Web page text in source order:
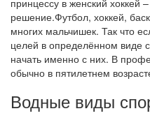
принцессу в женский хоккей
решение.Футбол, хоккей,
многих мальчишек. Так что
целей в определённом виде
начать именно с них. В
обычно в пятилетнем
Водные виды